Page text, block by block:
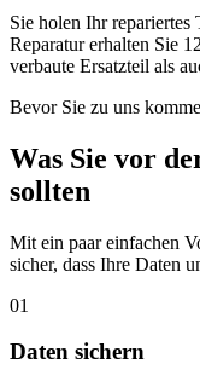
Sie holen Ihr repariertes
Reparatur erhalten Sie
verbaute Ersatzteil als
Bevor Sie zu uns
Was Sie vor
sollten
Mit ein paar einfachen
sicher, dass Ihre Daten
01
Daten sichern